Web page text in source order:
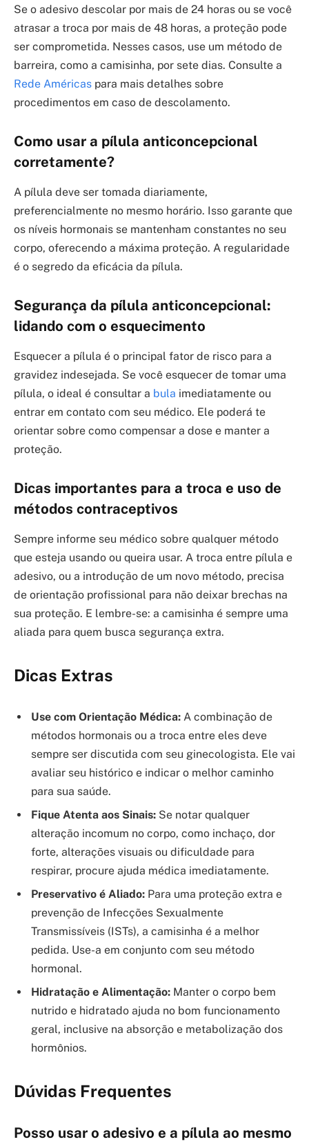
Se o adesivo descolar por mais de 24 horas ou se você
atrasar a troca por mais de 48 horas, a proteção pode
ser comprometida. Nesses casos, use um método de
barreira, como a camisinha, por sete dias. Consulte a
Rede Américas para mais detalhes sobre
procedimentos em caso de descolamento.
Como usar a pílula anticoncepcional
corretamente?
A pílula deve ser tomada diariamente,
preferencialmente no mesmo horário. Isso garante que
os níveis hormonais se mantenham constantes no seu
corpo, oferecendo a máxima proteção. A regularidade
é o segredo da eficácia da pílula.
Segurança da pílula anticoncepcional:
lidando com o esquecimento
Esquecer a pílula é o principal fator de risco para a
gravidez indesejada. Se você esquecer de tomar uma
pílula, o ideal é consultar a bula imediatamente ou
entrar em contato com seu médico. Ele poderá te
orientar sobre como compensar a dose e manter a
proteção.
Dicas importantes para a troca e uso de
métodos contraceptivos
Sempre informe seu médico sobre qualquer método
que esteja usando ou queira usar. A troca entre pílula e
adesivo, ou a introdução de um novo método, precisa
de orientação profissional para não deixar brechas na
sua proteção. E lembre-se: a camisinha é sempre uma
aliada para quem busca segurança extra.
Dicas Extras
Use com Orientação Médica: A combinação de
métodos hormonais ou a troca entre eles deve
sempre ser discutida com seu ginecologista. Ele vai
avaliar seu histórico e indicar o melhor caminho
para sua saúde.
Fique Atenta aos Sinais: Se notar qualquer
alteração incomum no corpo, como inchaço, dor
forte, alterações visuais ou dificuldade para
respirar, procure ajuda médica imediatamente.
Preservativo é Aliado: Para uma proteção extra e
prevenção de Infecções Sexualmente
Transmissíveis (ISTs), a camisinha é a melhor
pedida. Use-a em conjunto com seu método
hormonal.
Hidratação e Alimentação: Manter o corpo bem
nutrido e hidratado ajuda no bom funcionamento
geral, inclusive na absorção e metabolização dos
hormônios.
Dúvidas Frequentes
Posso usar o adesivo e a pílula ao mesmo